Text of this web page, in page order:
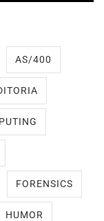
AS/400
FORENSICS
HUMOR